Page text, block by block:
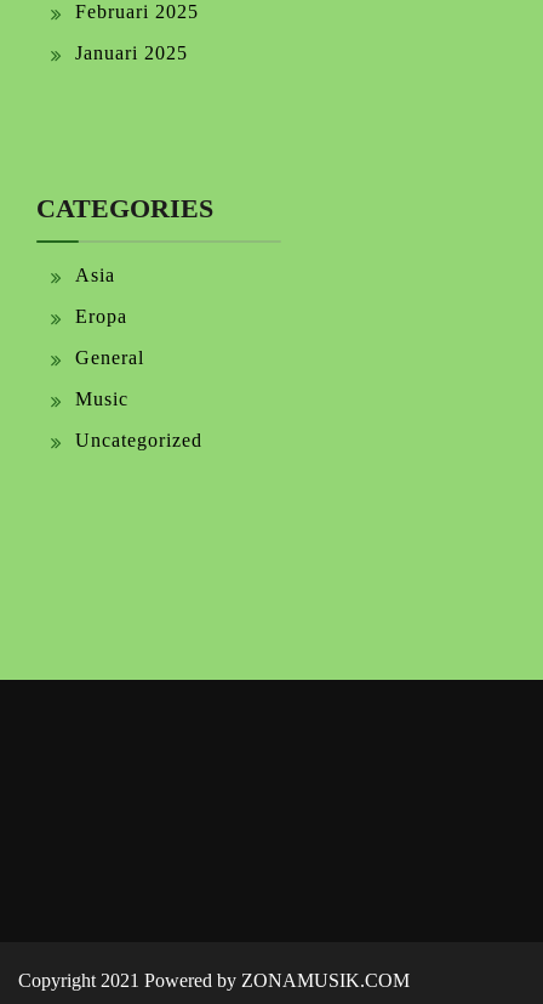
Februari 2025
Januari 2025
CATEGORIES
Asia
Eropa
General
Music
Uncategorized
Copyright 2021 Powered by ZONAMUSIK.COM